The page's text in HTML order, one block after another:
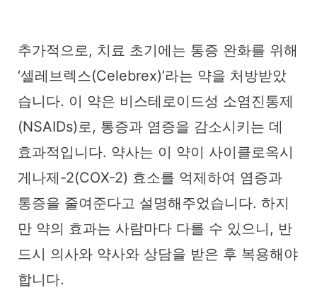
추가적으로, 치료 초기에는 통증 완화를 위해
‘셀레브렉스(Celebrex)’라는 약을 처방받았
습니다. 이 약은 비스테로이드성 소염진통제
(NSAIDs)로, 통증과 염증을 감소시키는 데
효과적입니다. 약사는 이 약이 사이클로옥시
게나제-2(COX-2) 효소를 억제하여 염증과
통증을 줄여준다고 설명해주었습니다. 하지
만 약의 효과는 사람마다 다를 수 있으니, 반
드시 의사와 약사와 상담을 받은 후 복용해야
합니다.